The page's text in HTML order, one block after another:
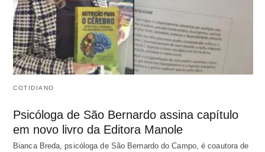
COTIDIANO
Psicóloga de São Bernardo assina capítulo
em novo livro da Editora Manole
Bianca Breda, psicóloga de São Bernardo do Campo, é coautora de